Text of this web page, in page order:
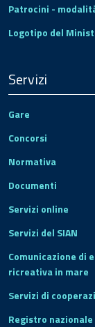
Patrocini -
Logotipo del
Servizi
Gare
Concorsi
Normativa
Documenti
Servizi online
Servizi del SIAN
Comunicazione di
ricreativa in mare
Servizi di
Registro